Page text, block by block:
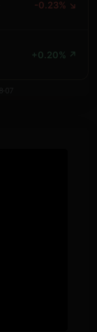
-0.23% ↘
+0.20% ↗